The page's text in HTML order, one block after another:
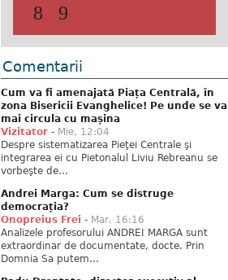
8
9
Comentarii
Cum va fi amenajată Piața Centrală, în
zona Bisericii Evanghelice! Pe unde se va
mai circula cu mașina
Vizitator - Mie, 12:04
Despre sistematizarea Pieţei Centrale şi
integrarea ei cu Pietonalul Liviu Rebreanu se
vorbeşte de...
Andrei Marga: Cum se distruge
democrația?
Onopreius Frei - Mar, 16:16
Analizele profesorului ANDREI MARGA sunt
extraordinar de documentate, docte. Prin
Domnia Sa putem...